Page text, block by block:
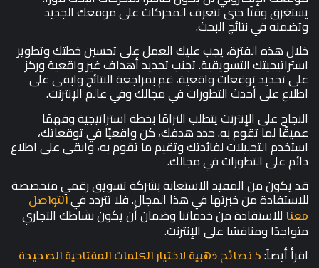
يستغرق وقتًا حتى تتعرف المحركات على موقعك الجديد
وتضمنه في نتائج البحث.
خلال هذه الفترة، يجب عليك العمل على تحسين خطتك وتطوير
استراتيجيتك التسويقية. تجنب تحديد أهداف غير واقعية وركز
على تحديد توقعات واقعية، قم بمراجعة النتائج وابقى على
اطلاع على أحدث التطورات في مجالك وفي عالم الإنترنت.
النجاح على الإنترنت يتطلب التزامًا بخطة استراتيجية وفهمًا
عميقًا لما تقوم به. حدد هدفك، كن واقعيًا في توقعاتك،
استخدم التحليلات لفائدتك وتقيم ما تقوم به، وابقى على اطلاع
دائم على التطورات في مجالك.
قد يكون من المفيد الاستعانة بشركة تسويق رقمي متخصصة
للاستفادة من خبرتها في هذا المجال. فلا تتردد فيالتواصل
معنا للاستفادة من خدماتنا وضمان أن يكون نشاطك التجاري
متواجدًا ومنافسًا على الإنترنت.
اقرأ أيضاً:5 نصائح ذهبية لاختيار الكلمات المفتاحية الصحيحة